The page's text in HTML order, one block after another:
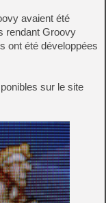
avaient été
rendant Groovy
ont été développées
sur le site